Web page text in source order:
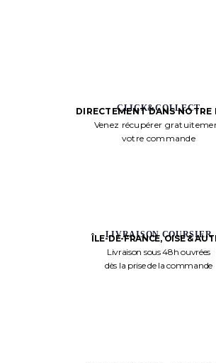
CLICK&COLLECT
DIRECTEMENT DANS NOTRE
Venez récupérer
votre commande
LIVRAISON COURSIER
ÎLE-DE-FRANCE, OISE &
Livraison sous 48h ouvrées
dès la prise de la commande